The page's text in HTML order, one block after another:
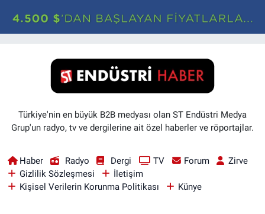
Türkiye'nin en büyük B2B medyası olan ST Endüstri Medya
Grup'un radyo, tv ve dergilerine ait özel haberler ve röportajlar.
Haber Radyo Dergi TV Forum
Zirve
Gizlilik Sözleşmesi
İletişim
Kişisel Verilerin Korunma Politikası
Künye